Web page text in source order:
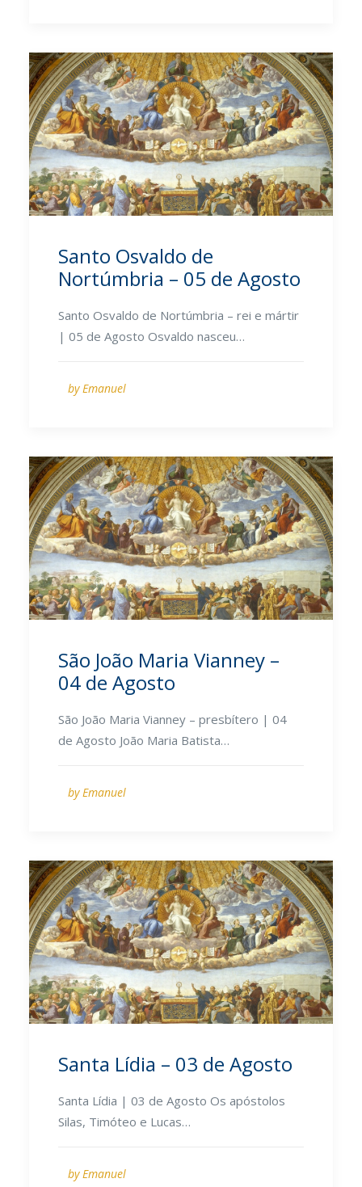
Santo Osvaldo de
Nortúmbria – 05 de Agosto
Santo Osvaldo de Nortúmbria – rei e mártir
| 05 de Agosto Osvaldo nasceu…
by Emanuel
São João Maria Vianney –
04 de Agosto
São João Maria Vianney – presbítero | 04
de Agosto João Maria Batista…
by Emanuel
Santa Lídia – 03 de Agosto
Santa Lídia | 03 de Agosto Os apóstolos
Silas, Timóteo e Lucas…
by Emanuel